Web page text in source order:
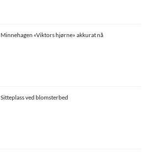
Minnehagen «Viktors hjørne» akkurat nå
Sitteplass ved blomsterbed